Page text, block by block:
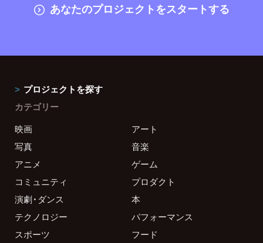
あなたのプロジェクトをスタートする
プロジェクトを探す
カテゴリー
映画
アート
写真
音楽
アニメ
ゲーム
コミュニティ
プロダクト
演劇・ダンス
本
テクノロジー
パフォーマンス
スポーツ
フード